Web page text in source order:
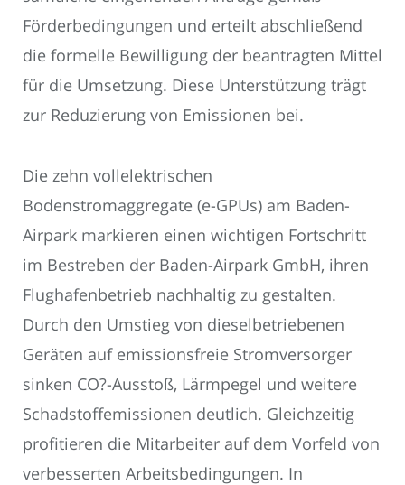
Förderbedingungen und erteilt abschließend
die formelle Bewilligung der beantragten Mittel
für die Umsetzung. Diese Unterstützung trägt
zur Reduzierung von Emissionen bei.
Die zehn vollelektrischen
Bodenstromaggregate (e-GPUs) am Baden-
Airpark markieren einen wichtigen Fortschritt
im Bestreben der Baden-Airpark GmbH, ihren
Flughafenbetrieb nachhaltig zu gestalten.
Durch den Umstieg von dieselbetriebenen
Geräten auf emissionsfreie Stromversorger
sinken CO?-Ausstoß, Lärmpegel und weitere
Schadstoffemissionen deutlich. Gleichzeitig
profitieren die Mitarbeiter auf dem Vorfeld von
verbesserten Arbeitsbedingungen. In